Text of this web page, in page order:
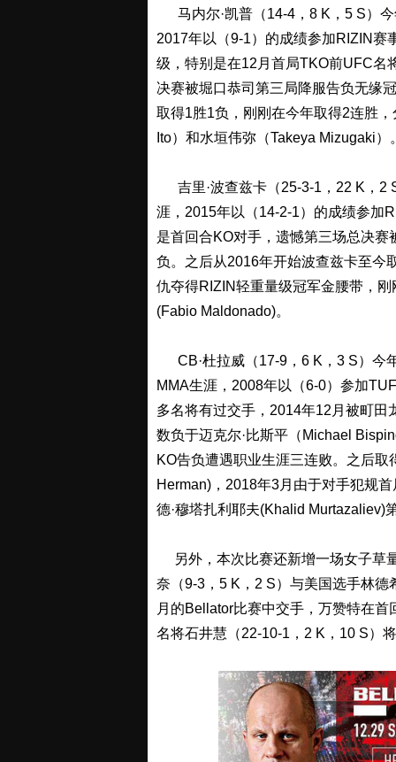
马内尔·凯普（14-4，8 K，5 S）
2017年以（9-1）的成绩参加RIZIN赛
级，特别是在12月首局TKO前UFC名
决赛被堀口恭司第三局降服告负无缘
取得1胜1负，刚刚在今年取得2连胜
Ito）和水垣伟弥（Takeya Mizugaki）
吉里·波查兹卡（25-3-1，22 K，2
涯，2015年以（14-2-1）的成绩参加
是首回合KO对手，遗憾第三场总决
负。之后从2016年开始波查兹卡至今
仇夺得RIZIN轻重量级冠军金腰带，
(Fabio Maldonado)。
CB·杜拉威（17-9，6 K，3 S）今
MMA生涯，2008年以（6-0）参加
多名将有过交手，2014年12月被町田
数负于迈克尔·比斯平（Michael
KO告负遭遇职业生涯三连败。之后
Herman)，2018年3月由于对手犯规
德·穆塔扎利耶夫(Khalid Murtazaliev)
另外，本次比赛还新增一场女子草
奈（9-3，5 K，2 S）与美国选手林德
月的Bellator比赛中交手，万赞特在
名将石井慧（22-10-1，2 K，10 S）